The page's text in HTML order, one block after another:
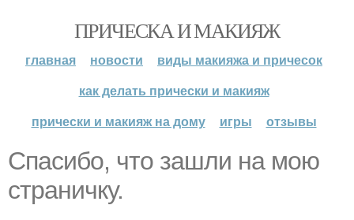
ПРИЧЕСКА И МАКИЯЖ
главная новости
виды макияжа и причесок
как делать прически и макияж
прически и макияж на дому
игры отзывы
Спасибо, что зашли на мою
страничку.